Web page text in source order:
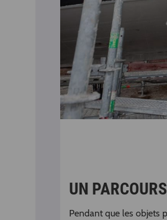
UN
Pendant que les objets